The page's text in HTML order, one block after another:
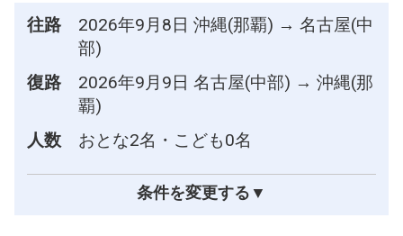
往路
2026年9月8日 沖縄(那覇) → 名古屋(中
部)
復路
2026年9月9日 名古屋(中部) → 沖縄(那
覇)
人数
おとな2名・こども0名
条件を変更する▼